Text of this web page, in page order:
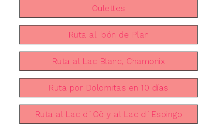
Oulettes
Ruta al Ibón de Plan
Ruta al Lac Blanc, Chamonix
Ruta por Dolomitas en 10 días
Ruta al Lac d´Oô y al Lac d´Espingo